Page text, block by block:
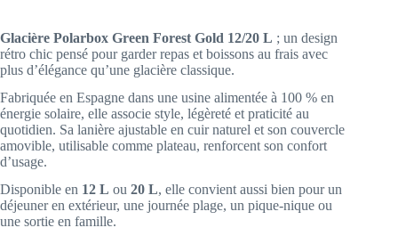
39.95€
à
49.95€
Glacière Polarbox Green Forest Gold 12/20 L ; un design
rétro chic pensé pour garder repas et boissons au frais avec
plus d’élégance qu’une glacière classique.
Fabriquée en Espagne dans une usine alimentée à 100 % en
énergie solaire, elle associe style, légèreté et praticité au
quotidien. Sa lanière ajustable en cuir naturel et son couvercle
amovible, utilisable comme plateau, renforcent son confort
d’usage.
Disponible en 12 L ou 20 L, elle convient aussi bien pour un
déjeuner en extérieur, une journée plage, un pique-nique ou
une sortie en famille.